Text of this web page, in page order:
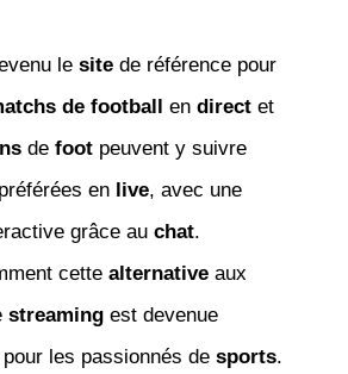
le sitede référence pour
de football en directet
de footpeuvent y suivre
en live, avec une
grâce au chat.
cette alternativeaux
streamingest devenue
les passionnés de sports.